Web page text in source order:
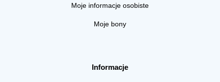
Moje informacje osobiste
Moje bony
Informacje